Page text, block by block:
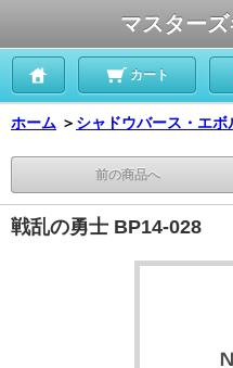
マスター
カート
ホーム ＞ シャドウバース・エボ
前の商品へ
戦乱の勇士 BP14-028